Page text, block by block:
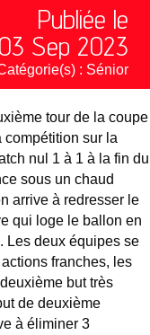
Publiée le
03 Sep 2023
: Sénior
tour de la coupe
compétition sur la
nul 1 à 1 à la fin du
sous un chaud
arrive à redresser le
qui loge le ballon en
Les deux équipes se
franches, les
but très
de deuxième
à éliminer 3